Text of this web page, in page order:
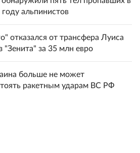
альпинистов
отказался от трансфера Луиса
"Зенита" за 35 млн евро
больше не может
ракетным ударам ВС РФ